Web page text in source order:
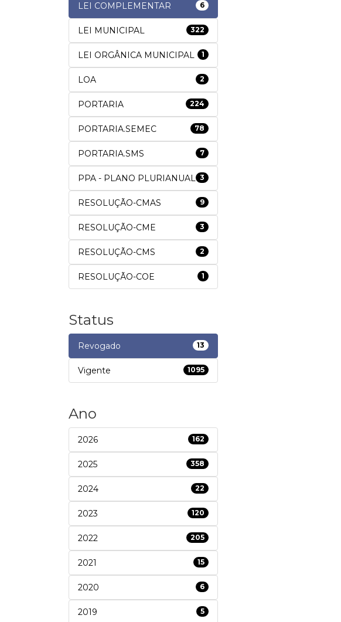
LEI COMPLEMENTAR 6
LEI MUNICIPAL 322
LEI ORGÂNICA MUNICIPAL 1
LOA 2
PORTARIA 224
PORTARIA.SEMEC 78
PORTARIA.SMS 7
PPA - PLANO PLURIANUAL 3
RESOLUÇÃO-CMAS 9
RESOLUÇÃO-CME 3
RESOLUÇÃO-CMS 2
RESOLUÇÃO-COE 1
Status
Revogado 13
Vigente 1095
Ano
2026 162
2025 358
2024 22
2023 120
2022 205
2021 15
2020 6
2019 5